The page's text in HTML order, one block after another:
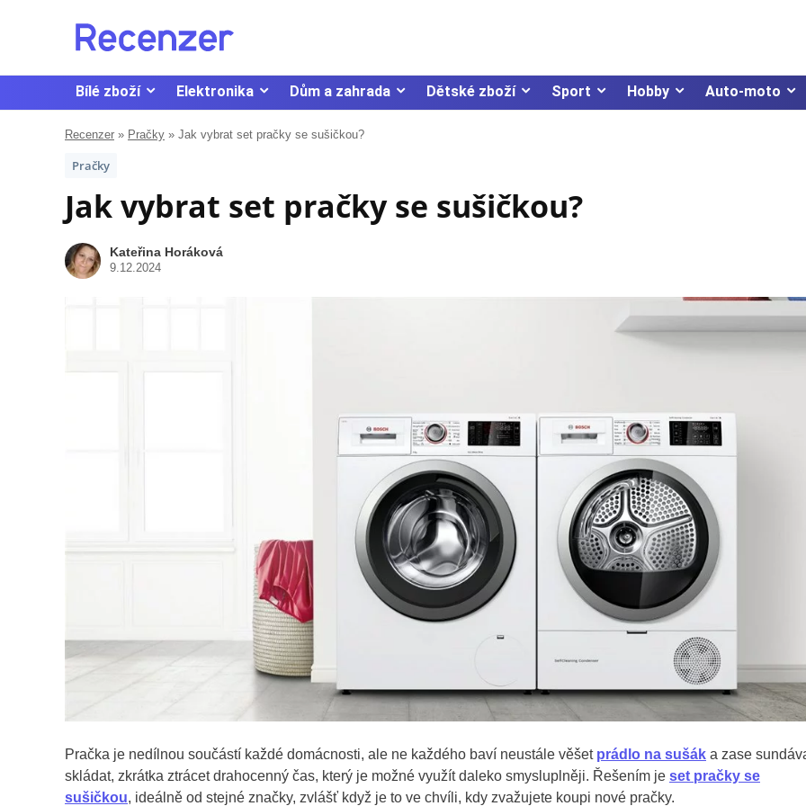
Bílé zboží Elektronika Dům a zahrada Dětské zboží Sport Hobby Auto-moto
Recenzer » Pračky » Jak vybrat set pračky se sušičkou?
Pračky
Jak vybrat set pračky se sušičkou?
Kateřina Horáková
9.12.2024
Pračka je nedílnou součástí každé domácnosti, ale ne každého baví neustále věšet prádlo na sušák a zase
skládat, zkrátka ztrácet drahocenný čas, který je možné využít daleko smysluplněji. Řešením je set pračky se
sušičkou, ideálně od stejné značky, zvlášť když je to ve chvíli, kdy zvažujete koupi nové pračky.